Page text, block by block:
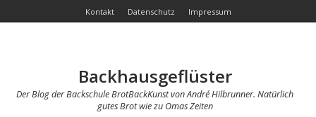
Kontakt Datenschutz Impressum
Backhausgeflüster
Der Blog der Backschule BrotBackKunst von André Hilbrunner. Natürlich
gutes Brot wie zu Omas Zeiten